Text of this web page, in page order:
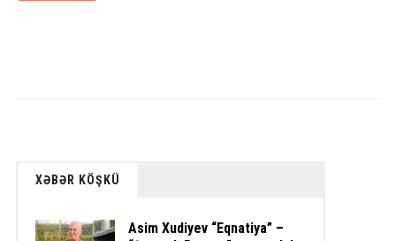
XƏBƏR KÖŞKÜ
Asim Xudiyev “Eqnatiya” –